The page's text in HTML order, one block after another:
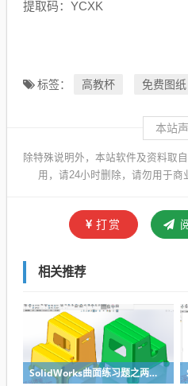
提取码：YCXK
标签： 高教杯 免费图纸
本站
除特殊说明外，本站软件及资料取
用，请24小时删除，请勿用于商
打赏
相关推荐
SolidWorks曲面练习题之两步踢凳建模，看似曲面实则特征